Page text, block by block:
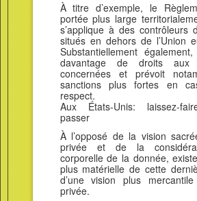
À titre d’exemple, le
portée plus large
s’applique à des contrôleurs
situés en dehors de l’Union
Substantiellement
davantage de droits aux
concernées et prévoit
sanctions plus fortes en
respect.
Aux États-Unis: laissez-
passer
À l’opposé de la vision
privée et de la
corporelle de la donnée,
plus matérielle de cette
d’une vision plus
privée.